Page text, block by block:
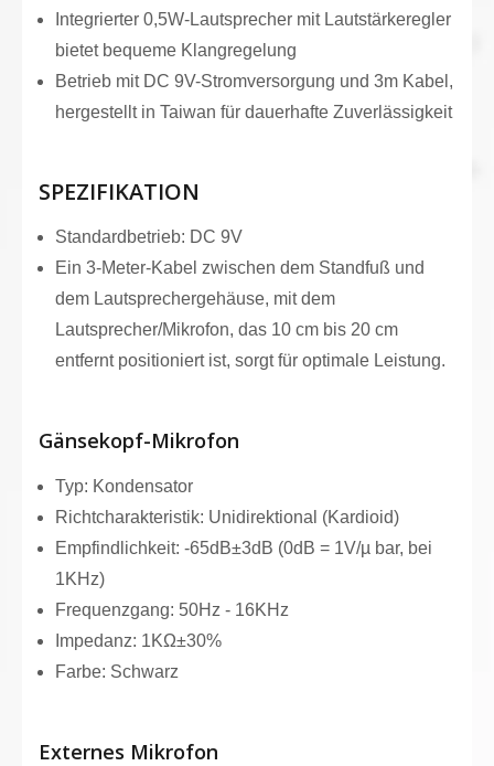
Integrierter 0,5W-Lautsprecher mit Lautstärkeregler
bietet bequeme Klangregelung
Betrieb mit DC 9V-Stromversorgung und 3m Kabel,
hergestellt in Taiwan für dauerhafte Zuverlässigkeit
SPEZIFIKATION
Standardbetrieb: DC 9V
Ein 3-Meter-Kabel zwischen dem Standfuß und
dem Lautsprechergehäuse, mit dem
Lautsprecher/Mikrofon, das 10 cm bis 20 cm
entfernt positioniert ist, sorgt für optimale Leistung.
Gänsekopf-Mikrofon
Typ: Kondensator
Richtcharakteristik: Unidirektional (Kardioid)
Empfindlichkeit: -65dB±3dB (0dB = 1V/µ bar, bei
1KHz)
Frequenzgang: 50Hz - 16KHz
Impedanz: 1KΩ±30%
Farbe: Schwarz
Externes Mikrofon